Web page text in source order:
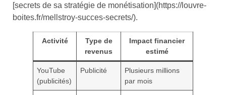
[secrets de sa stratégie de monétisation](https://louvre-
boites.fr/mellstroy-succes-secrets/).
Activité
Type de
revenus
Impact financier
estimé
YouTube
(publicités)
Publicité
Plusieurs millions
par mois